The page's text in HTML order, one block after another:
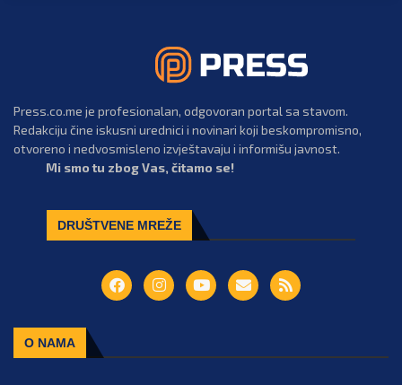
Press.co.me je profesionalan, odgovoran portal sa stavom.
Redakciju čine iskusni urednici i novinari koji beskompromisno,
otvoreno i nedvosmisleno izvještavaju i informišu javnost.
Mi smo tu zbog Vas, čitamo se!
DRUŠTVENE MREŽE
O NAMA